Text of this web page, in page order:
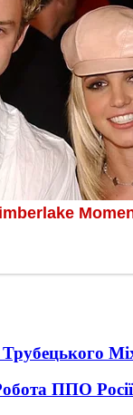
Трубецького
ППО Росії